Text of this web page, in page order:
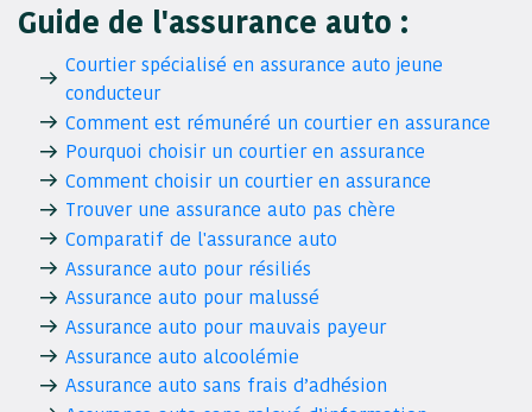
Guide de l'assurance auto :
Courtier spécialisé en assurance auto jeune
conducteur
Comment est rémunéré un courtier en assurance
Pourquoi choisir un courtier en assurance
Comment choisir un courtier en assurance
Trouver une assurance auto pas chère
Comparatif de l'assurance auto
Assurance auto pour résiliés
Assurance auto pour malussé
Assurance auto pour mauvais payeur
Assurance auto alcoolémie
Assurance auto sans frais d’adhésion